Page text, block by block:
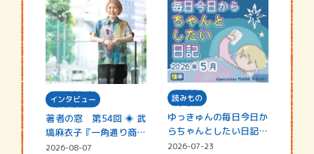
インタビュー
著者の窓 第54回 ◈ 武
塙麻衣子『一角通り商店
街の…
2026-08-07
読みもの
ゆっきゅんの毎日今日か
らちゃんとしたい日記
☆202…
2026-07-23